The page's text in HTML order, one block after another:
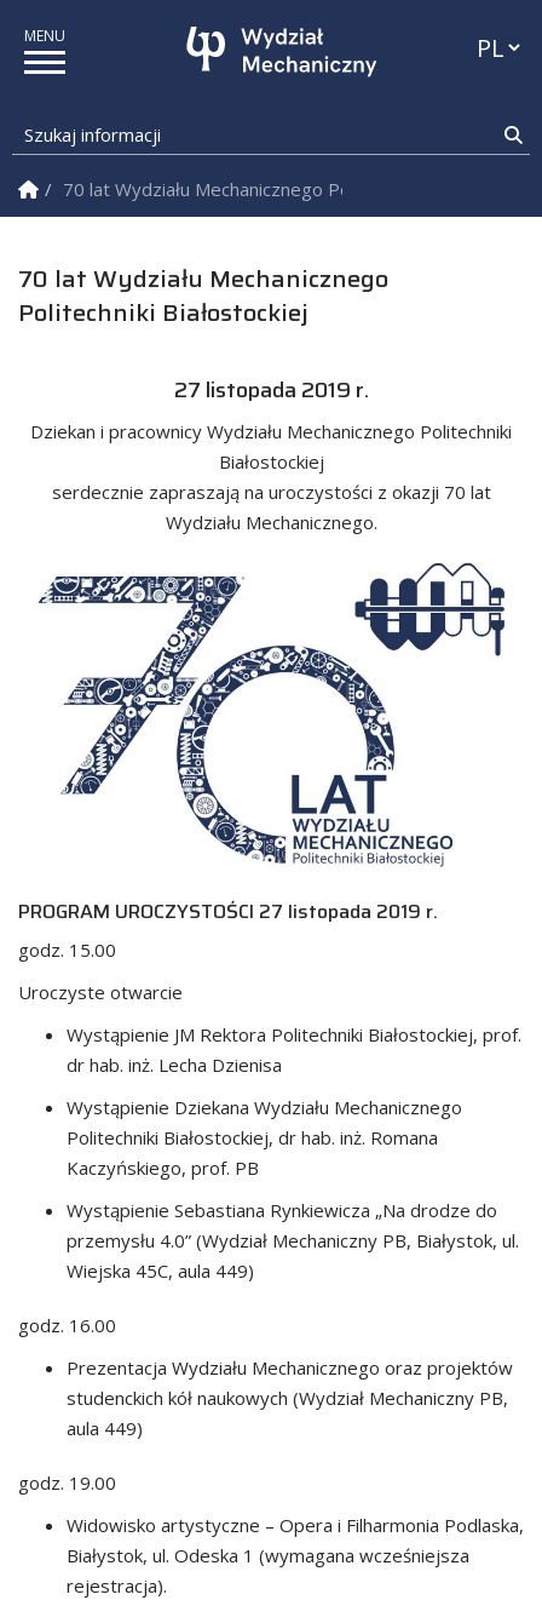
Szukaj informacji
Strona Główna
70 lat Wydziału Mechanicznego Politechniki Białostockiej
70 lat Wydziału Mechanicznego
Politechniki Białostockiej
27 listopada 2019 r.
Dziekan i pracownicy Wydziału Mechanicznego Politechniki
Białostockiej
serdecznie zapraszają na uroczystości z okazji 70 lat
Wydziału Mechanicznego.
PROGRAM UROCZYSTOŚCI 27 listopada 2019 r.
godz. 15.00
Uroczyste otwarcie
Wystąpienie JM Rektora Politechniki Białostockiej, prof.
dr hab. inż. Lecha Dzienisa
Wystąpienie Dziekana Wydziału Mechanicznego
Politechniki Białostockiej, dr hab. inż. Romana
Kaczyńskiego, prof. PB
Wystąpienie Sebastiana Rynkiewicza „Na drodze do
przemysłu 4.0” (Wydział Mechaniczny PB, Białystok, ul.
Wiejska 45C, aula 449)
godz. 16.00
Prezentacja Wydziału Mechanicznego oraz projektów
studenckich kół naukowych (Wydział Mechaniczny PB,
aula 449)
godz. 19.00
Widowisko artystyczne – Opera i Filharmonia Podlaska,
Białystok, ul. Odeska 1 (wymagana wcześniejsza
rejestracja).